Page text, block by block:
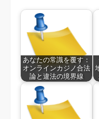
あなたの常識を覆す：
オンラインカジノ合法
論と違法の境界線